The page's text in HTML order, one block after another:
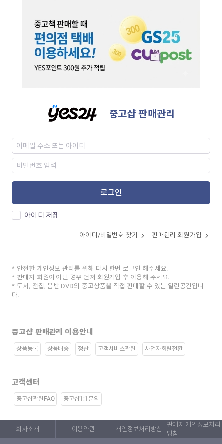
중고샵 판매관리
로그인
아이디 저장
아이디/비밀번호 찾기 판매관리 회원가입
안전한 개인정보 관리를 위해 다시 한번 로그인 해주세요.
판매자 회원이 아닌 경우 먼저 회원가입 후 이용해 주세요.
도서, 전집, 음반 DVD의 중고상품을 직접 판매할 수 있는 열린공간입니
다.
중고샵 판매관리 이용안내
상품등록 상품배송 정산 고객서비스관련 사업자회원전환
고객센터
중고샵관련FAQ 중고샵1:1문의
회사소개 이용약관 개인정보처리방침
판매자 개인정보처리
방침